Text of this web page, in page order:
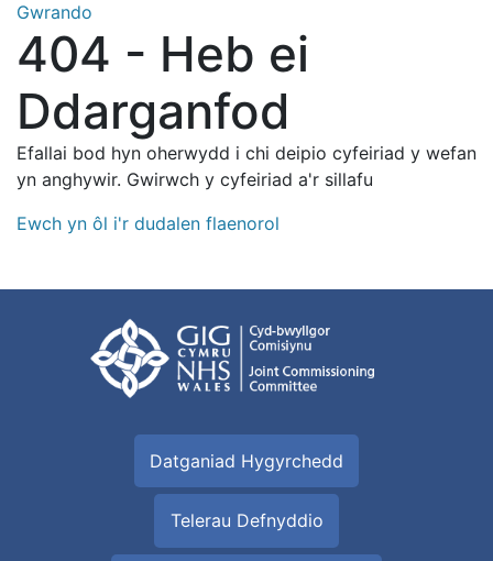
Gwrando
404 - Heb ei
Ddarganfod
Efallai bod hyn oherwydd i chi deipio cyfeiriad y wefan
yn anghywir. Gwirwch y cyfeiriad a'r sillafu
Ewch yn ôl i'r dudalen flaenorol
Datganiad Hygyrchedd
Telerau Defnyddio